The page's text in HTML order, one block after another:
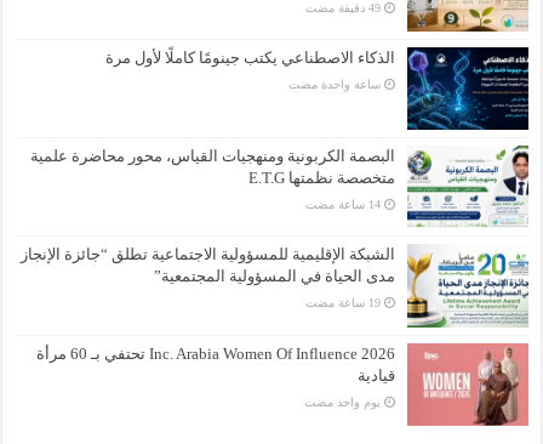
الذكاء الاصطناعي يكتب جينومًا كاملًا لأول مرة
‏ساعة واحدة مضت
البصمة الكربونية ومنهجيات القياس، محور محاضرة علمية
متخصصة نظمتها E.T.G
الشبكة الإقليمية للمسؤولية الاجتماعية تطلق “جائزة الإنجاز
مدى الحياة في المسؤولية المجتمعية”
Inc. Arabia Women Of Influence 2026 تحتفي بـ 60 مرأة
قيادية
‏يوم واحد مضت